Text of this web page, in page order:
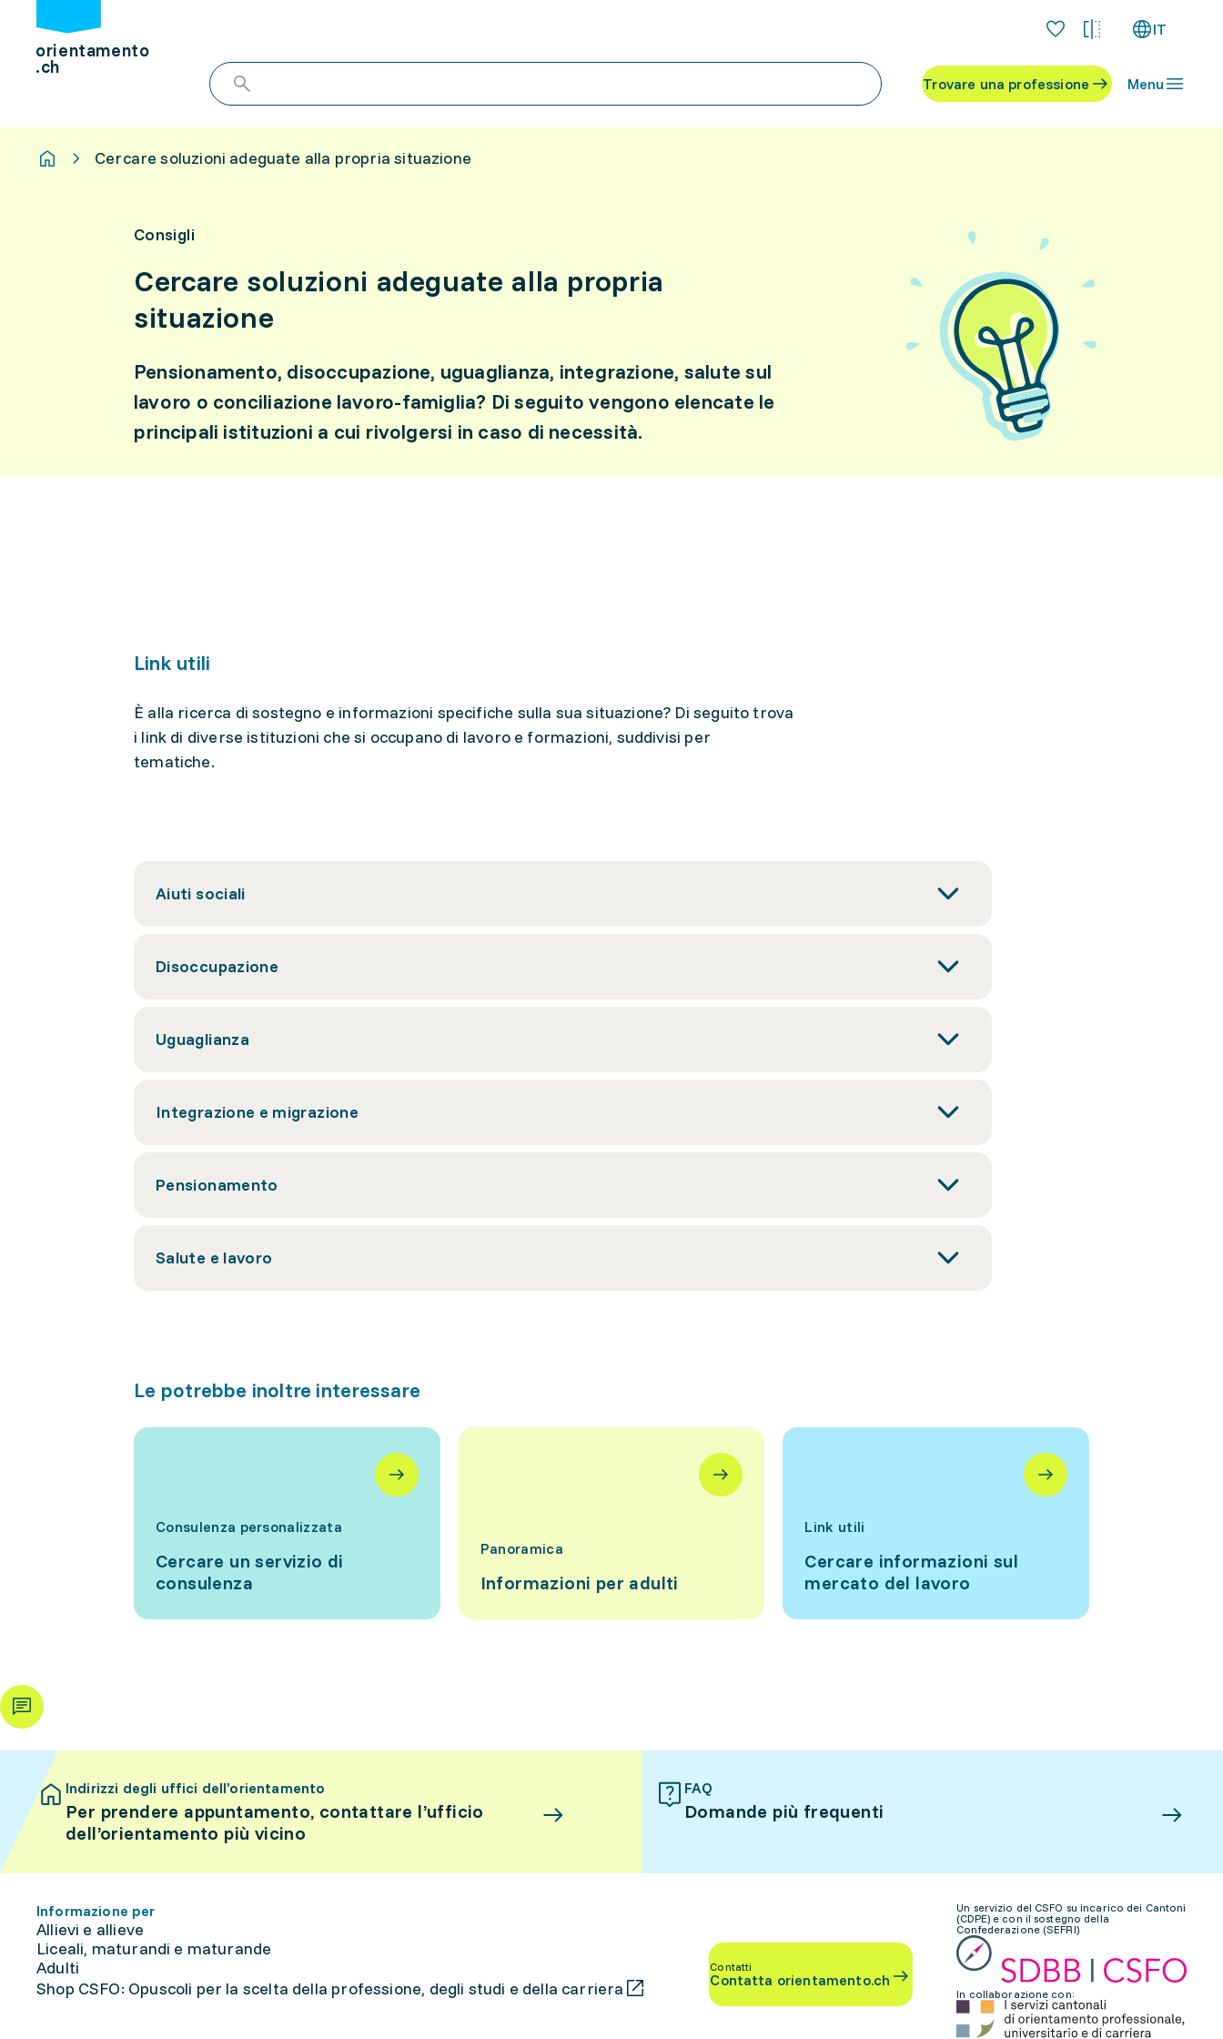
orientamento
.ch
IT
Trovare una professione Menu
Cercare soluzioni adeguate alla propria situazione
Consigli
Cercare soluzioni adeguate alla propria
situazione
Pensionamento, disoccupazione, uguaglianza, integrazione, salute sul
lavoro o conciliazione lavoro-famiglia? Di seguito vengono elencate le
principali istituzioni a cui rivolgersi in caso di necessità.
Link utili
È alla ricerca di sostegno e informazioni specifiche sulla sua situazione? Di seguito trova
i link di diverse istituzioni che si occupano di lavoro e formazioni, suddivisi per
tematiche.
Aiuti sociali
Disoccupazione
Uguaglianza
Integrazione e migrazione
Pensionamento
Salute e lavoro
Le potrebbe inoltre interessare
Consulenza personalizzata
Cercare un servizio di
consulenza
Panoramica
Informazioni per adulti
Link utili
Cercare informazioni sul
mercato del lavoro
Indirizzi degli uffici dell’orientamento
Per prendere appuntamento, contattare l’ufficio
dell’orientamento più vicino
FAQ
Domande più frequenti
Informazione per
Allievi e allieve
Liceali, maturandi e maturande
Adulti
Shop CSFO: Opuscoli per la scelta della professione, degli studi e della carriera
Contatti
Contatta orientamento.ch
Un servizio del CSFO su incarico dei Cantoni
(CDPE) e con il sostegno della
Confederazione (SEFRI)
In collaborazione con: